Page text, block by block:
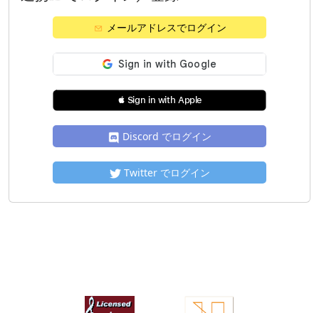
メールアドレスでログイン
 Sign in with Apple
Discord でログイン
Twitter でログイン